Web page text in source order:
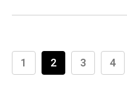
Putinu u telefonskom
1 2 3 4